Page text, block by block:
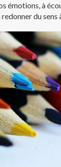
émotions, à
du